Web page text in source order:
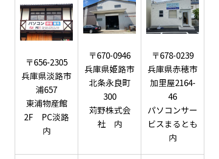
〒656-2305
兵庫県淡路市
浦657
東浦物産館
2F PC淡路
内
〒670-0946
兵庫県姫路市
北条永良町
300
苅野株式会
社 内
〒678-0239
兵庫県赤穂市
加里屋2164-
46
パソコンサー
ビスまるとも
内